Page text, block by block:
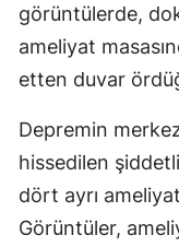
görüntülerde,
ameliyat
etten duvar
Depremin
hissedilen şiddetli
dört ayrı
Görüntüler,